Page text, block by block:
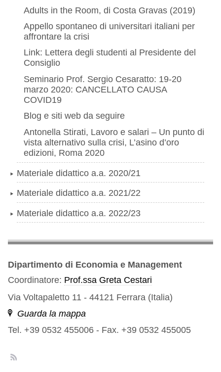
Adults in the Room, di Costa Gravas (2019)
Appello spontaneo di universitari italiani per
affrontare la crisi
Link: Lettera degli studenti al Presidente del
Consiglio
Seminario Prof. Sergio Cesaratto: 19-20
marzo 2020: CANCELLATO CAUSA
COVID19
Blog e siti web da seguire
Antonella Stirati, Lavoro e salari – Un punto di
vista alternativo sulla crisi, L’asino d’oro
edizioni, Roma 2020
Materiale didattico a.a. 2020/21
Materiale didattico a.a. 2021/22
Materiale didattico a.a. 2022/23
Dipartimento di Economia e Management
Coordinatore: Prof.ssa Greta Cestari
Via Voltapaletto 11 - 44121 Ferrara (Italia)
Guarda la mappa
Tel. +39 0532 455006 - Fax. +39 0532 455005